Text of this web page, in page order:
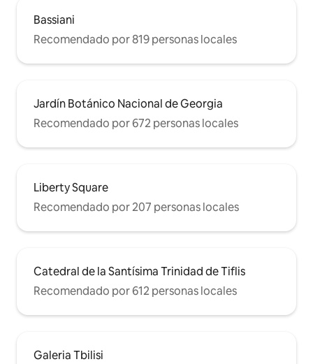
Bassiani
Recomendado por 819 personas locales
Jardín Botánico Nacional de Georgia
Recomendado por 672 personas locales
Liberty Square
Recomendado por 207 personas locales
Catedral de la Santísima Trinidad de Tiflis
Recomendado por 612 personas locales
Galeria Tbilisi